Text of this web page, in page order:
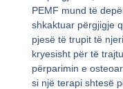
PEMF mund të
shkaktuar përgjigje
pjesë të trupit të
kryesisht për të
përparimin e
si një terapi shtesë